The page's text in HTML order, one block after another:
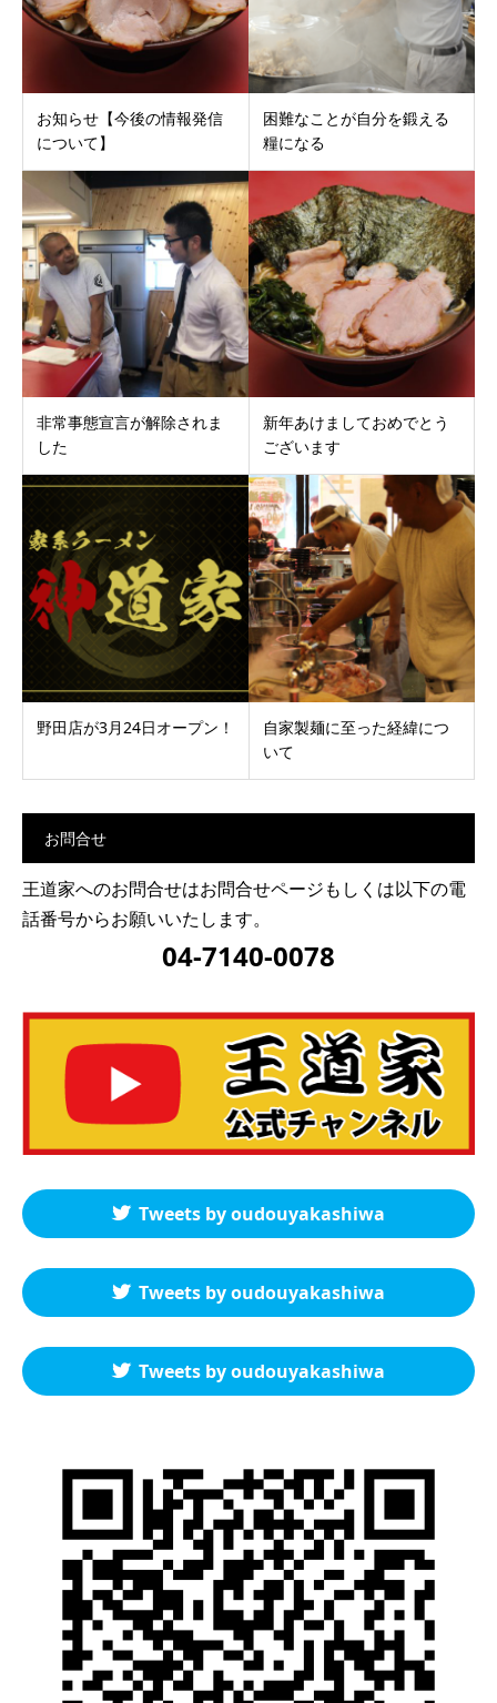
お知らせ【今後の情報発信
について】
困難なことが自分を鍛える
糧になる
非常事態宣言が解除されま
した
新年あけましておめでとう
ございます
野田店が3月24日オープン！
自家製麺に至った経緯につ
いて
お問合せ
王道家へのお問合せはお問合せページもしくは以下の電
話番号からお願いいたします。
04-7140-0078
Tweets by oudouyakashiwa
Tweets by oudouyakashiwa
Tweets by oudouyakashiwa